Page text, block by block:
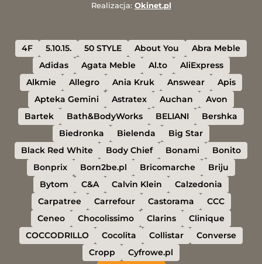
Realizacja: Okinet.pl
4F 5.10.15. 50 STYLE About You
Abra Meble
Adidas
Agata Meble Al.to
AliExpress
Alkmie
Allegro Ania Kruk Answear
Apis
Apteka Gemini
Astratex Auchan
Avon
Bartek
Bath&BodyWorks BELIANI
Bershka
Biedronka
Bielenda
Big Star
Black Red White
Body Chief Bonami
Bonito
Bonprix
Born2be.pl Bricomarche
Briju
Bytom
C&A Calvin Klein
Calzedonia
Carpatree
Carrefour Castorama
CCC
Ceneo
Chocolissimo Clarins
Clinique
COCCODRILLO
Cocolita Collistar
Converse
Cropp
Cyfrowe.pl